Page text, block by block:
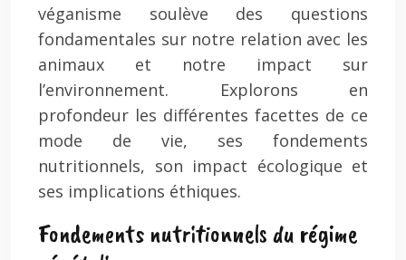
véganisme soulève des questions
fondamentales sur notre relation avec les
animaux et notre impact sur
l’environnement. Explorons en
profondeur les différentes facettes de ce
mode de vie, ses fondements
nutritionnels, son impact écologique et
ses implications éthiques.
Fondements nutritionnels du régime